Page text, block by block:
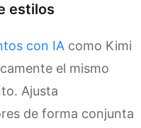
estilos
con IA como Kimi
el mismo
Ajusta
de forma conjunta